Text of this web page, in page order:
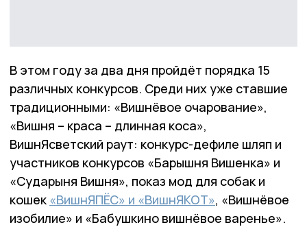
В этом году за два дня пройдёт порядка 15
различных конкурсов. Среди них уже ставшие
традиционными: «Вишнёвое очарование»,
«Вишня – краса – длинная коса»,
ВишнЯсветский раут: конкурс-дефиле шляп и
участников конкурсов «Барышня Вишенка» и
«Сударыня Вишня», показ мод для собак и
кошек «ВишнЯПЁС» и «ВишнЯКОТ», «Вишнёвое
изобилие» и «Бабушкино вишнёвое варенье».